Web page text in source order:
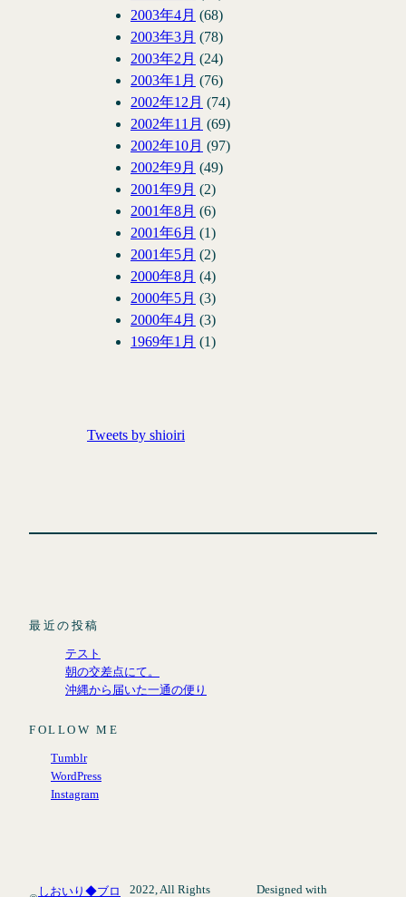
2003年4月 (68)
2003年3月 (78)
2003年2月 (24)
2003年1月 (76)
2002年12月 (74)
2002年11月 (69)
2002年10月 (97)
2002年9月 (49)
2001年9月 (2)
2001年8月 (6)
2001年6月 (1)
2001年5月 (2)
2000年8月 (4)
2000年5月 (3)
2000年4月 (3)
1969年1月 (1)
Tweets by shioiri
最近の投稿
テスト
朝の交差点にて。
沖縄から届いた一通の便り
FOLLOW ME
Tumblr
WordPress
Instagram
しおいり◆ブロ 2022, All Rights Designed with